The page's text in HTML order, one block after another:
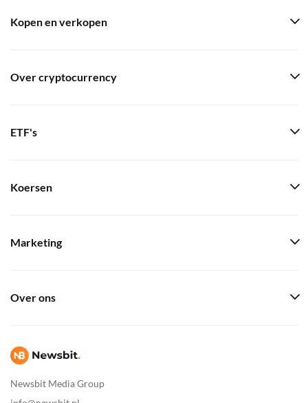
Newsbit Media Group
Kopen en verkopen
Over cryptocurrency
ETF's
Koersen
Marketing
Over ons